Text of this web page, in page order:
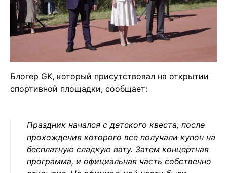
Блогер GK, который присутствовал на открытии
спортивной площадки, сообщает:
Праздник начался с детского квеста, после
прохождения которого все получали купон на
бесплатную сладкую вату. Затем концертная
программа, и официальная часть собственно